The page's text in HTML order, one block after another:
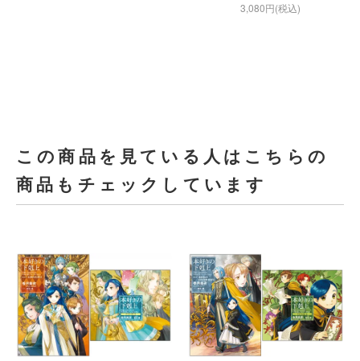
3,080円(税込)
この商品を見ている人はこちらの
商品もチェックしています